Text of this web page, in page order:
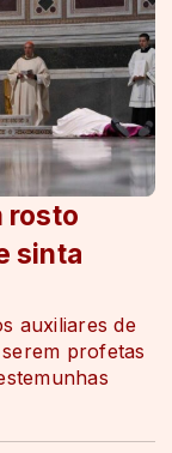
rosto
sinta
auxiliares de
profetas